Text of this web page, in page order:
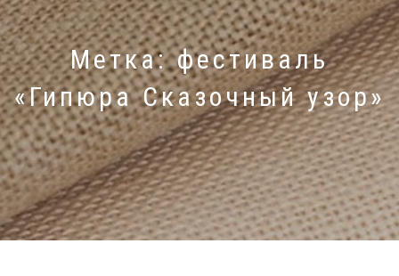
Метка:фестиваль
«Гипюра Сказочный узор»